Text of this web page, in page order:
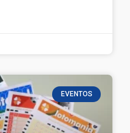
EVENTOS